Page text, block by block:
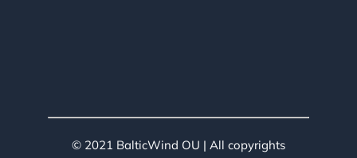
© 2021 BalticWind OU | All copyrights